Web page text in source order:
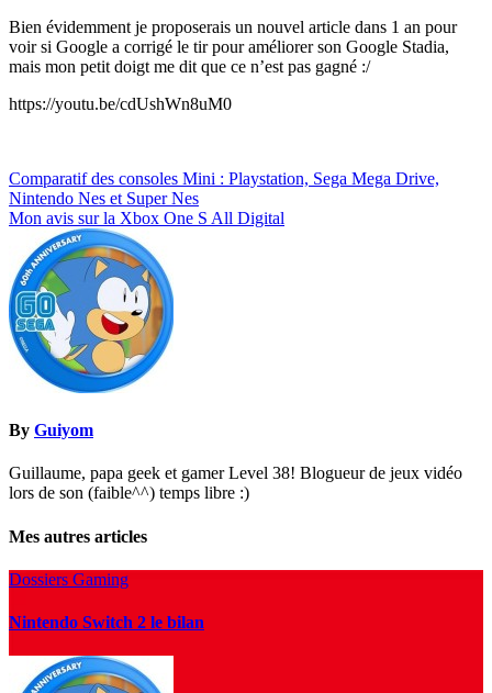
Bien évidemment je proposerais un nouvel article dans 1 an pour
voir si Google a corrigé le tir pour améliorer son Google Stadia,
mais mon petit doigt me dit que ce n’est pas gagné :/
https://youtu.be/cdUshWn8uM0
Navigation
de
l’article
Comparatif des consoles Mini : Playstation, Sega Mega Drive,
Nintendo Nes et Super Nes
Mon avis sur la Xbox One S All Digital
By Guiyom
Guillaume, papa geek et gamer Level 38! Blogueur de jeux vidéo
lors de son (faible^^) temps libre :)
Mes autres articles
Dossiers Gaming
Nintendo Switch 2 le bilan